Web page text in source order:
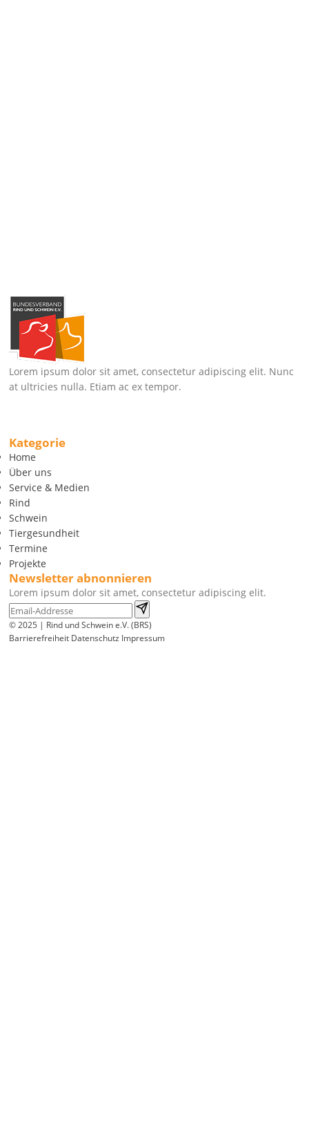
Lorem ipsum dolor sit amet, consectetur adipiscing elit. Nunc
at ultricies nulla. Etiam ac ex tempor.
Kategorie
Home
Über uns
Service & Medien
Rind
Schwein
Tiergesundheit
Termine
Projekte
Newsletter abnonnieren
Lorem ipsum dolor sit amet, consectetur adipiscing elit.
© 2025 | Rind und Schwein e.V. (BRS)
Barrierefreiheit Datenschutz Impressum